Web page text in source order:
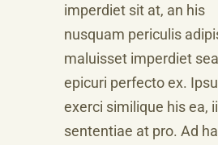
imperdiet sit at, an his
nusquam periculis
maluisset imperdiet
epicuri perfecto ex.
exerci similique his ea,
sententiae at pro. Ad